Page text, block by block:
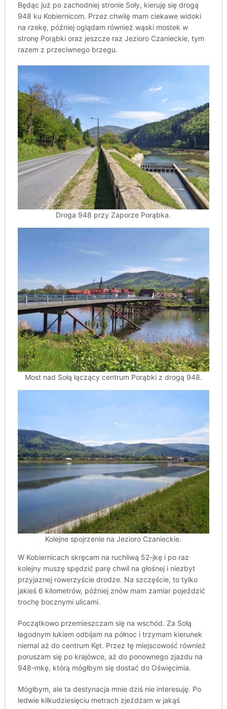
Będąc już po zachodniej stronie Soły, kieruję się drogą
948 ku Kobiernicom. Przez chwilę mam ciekawe widoki
na rzekę, później oglądam również wąski mostek w
stronę Porąbki oraz jeszcze raz Jezioro Czanieckie, tym
razem z przeciwnego brzegu.
Droga 948 przy Zaporze Porąbka.
Most nad Sołą łączący centrum Porąbki z drogą 948.
Kolejne spojrzenie na Jezioro Czanieckie.
W Kobiernicach skręcam na ruchliwą 52-jkę i po raz
kolejny muszę spędzić parę chwil na głośnej i niezbyt
przyjaznej rowerzyście drodze. Na szczęście, to tylko
jakieś 6 kilometrów, później znów mam zamiar pojeździć
trochę bocznymi ulicami.
Początkowo przemieszczam się na wschód. Za Sołą
łagodnym łukiem odbijam na północ i trzymam kierunek
niemal aż do centrum Kęt. Przez tę miejscowość również
poruszam się po krajówce, aż do ponownego zjazdu na
948-mkę, którą mógłbym się dostać do Oświęcimia.
Mógłbym, ale ta destynacja mnie dziś nie interesuję. Po
ledwie kilkudziesięciu metrach zjeżdżam w jakąś